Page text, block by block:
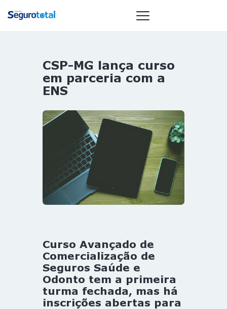
NOTÍCIAS
REVISTA
GAIVOTA DE
OURO
ST SUMMIT
MULHERES
GESTORAS
HOMEST
HOME
CSP-MG lança curso
em parceria com a
ENS
Curso Avançado de
Comercialização de
Seguros Saúde e
Odonto tem a primeira
turma fechada, mas há
inscrições abertas para